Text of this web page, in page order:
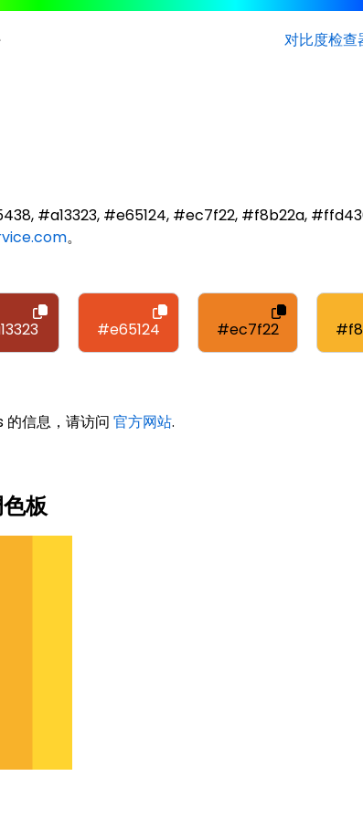
对比度检查
#a13323, #e65124, #ec7f22, #f8b22a,
。
#e65124 #ec7f22
信息，请访问 官方网站.
板